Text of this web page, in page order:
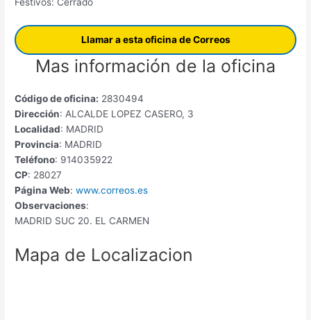
Llamar a esta oficina de Correos
Mas información de la oficina
Código de oficina: 2830494
Dirección: ALCALDE LOPEZ CASERO, 3
Localidad: MADRID
Provincia: MADRID
Teléfono: 914035922
CP: 28027
Página Web: www.correos.es
Observaciones:
MADRID SUC 20. EL CARMEN
Mapa de Localizacion